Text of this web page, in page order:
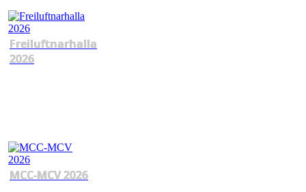
Freiluftnarhalla
2026
MCC-MCV 2026